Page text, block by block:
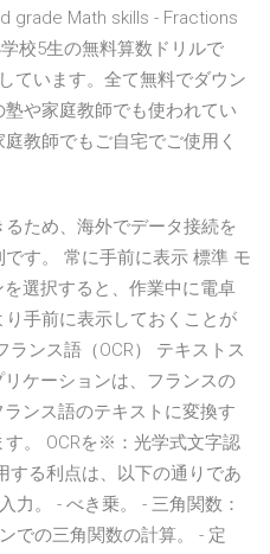
grade Math skills - Fractions
校5生の無料算数ドリルで
ています。全て無料でダウン
や家庭教師でも使われてい
教師でもご自宅でご使用く
ため、海外でデータ接続を
す。 常に手前に表示 標準 モ
選択すると、作業中に電卓
手前に表示しておくことが
ンス語（OCR） テキストス
ケーションは、フランスの
ンス語のテキストに変換す
。 OCRを※：光学式文字認
する利点は、以下の通りであ
力。 - べき乗。 - 三角関数：
での三角関数の計算。 - 定